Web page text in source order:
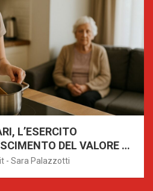
L’ESERCITO
DEL VALORE E
- Sara Palazzotti